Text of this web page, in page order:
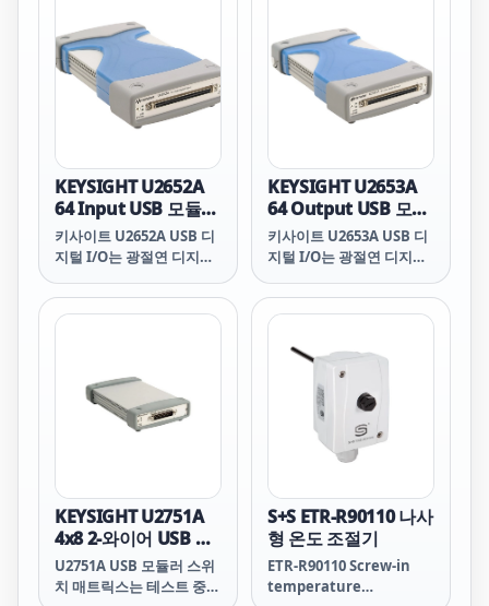
device that functions
to convert low input
voltage signal from a
thermocouple into an
output voltage range
suitable for the data
acquisition device. The
U2802A thermocouple
signal conditioner is to
be used together with
the U2355A and U2356A
model data acquisition
to enable
thermocouple inputs.
KEYSIGHT U2652A
64 Input USB 모듈러
디지털 I/O
키사이트 U2652A USB 디
지털 I/O는 광절연 디지털
효과적인 디바이스입니다.
KEYSIGHT U2653A
64 Output USB 모듈
러 디지털 I/O
키사이트 U2653A USB 디
지털 I/O는 광절연 디지털
효과적인 디바이스입니다.
KEYSIGHT U2751A
4x8 2-와이어 USB 모
듈러 스위치 매트릭스
U2751A USB 모듈러 스위
치 매트릭스는 테스트 중인
S+S ETR-R90110 나사
형 온도 조절기
ETR-R90110 Screw-in
temperature